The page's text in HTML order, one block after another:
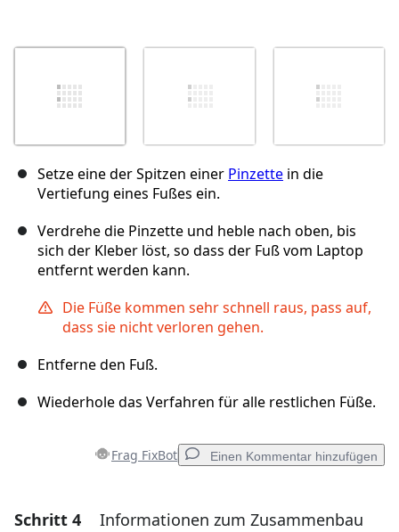
Setze eine der Spitzen einer Pinzette in die
Vertiefung eines Fußes ein.
Verdrehe die Pinzette und heble nach oben, bis
sich der Kleber löst, so dass der Fuß vom Laptop
entfernt werden kann.
Die Füße kommen sehr schnell raus, pass auf,
dass sie nicht verloren gehen.
Entferne den Fuß.
Wiederhole das Verfahren für alle restlichen Füße.
Frag FixBot Einen Kommentar hinzufügen
Einen Kommentar hinzufügen
Schritt 4 Informationen zum Zusammenbau